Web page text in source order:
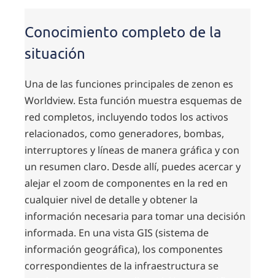
Conocimiento completo de la
situación
Una de las funciones principales de zenon es
Worldview. Esta función muestra esquemas de
red completos, incluyendo todos los activos
relacionados, como generadores, bombas,
interruptores y líneas de manera gráfica y con
un resumen claro. Desde allí, puedes acercar y
alejar el zoom de componentes en la red en
cualquier nivel de detalle y obtener la
información necesaria para tomar una decisión
informada. En una vista GIS (sistema de
información geográfica), los componentes
correspondientes de la infraestructura se